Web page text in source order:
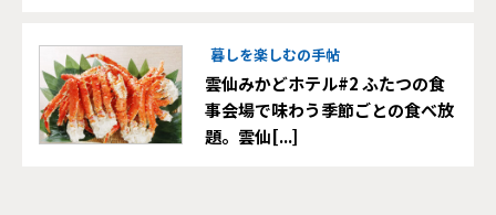
暮しを楽しむの手帖
雲仙みかどホテル#2 ふたつの食
事会場で味わう季節ごとの食べ放
題。雲仙[...]